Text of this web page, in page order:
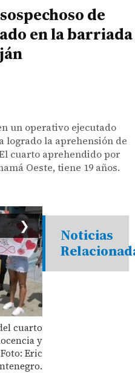
de
en la barriada
un operativo ejecutado
logrado la aprehensión de
cuarto aprehendido por
Oeste, tiene 19 años.
cuarto
y
Eric
❯
Noticias